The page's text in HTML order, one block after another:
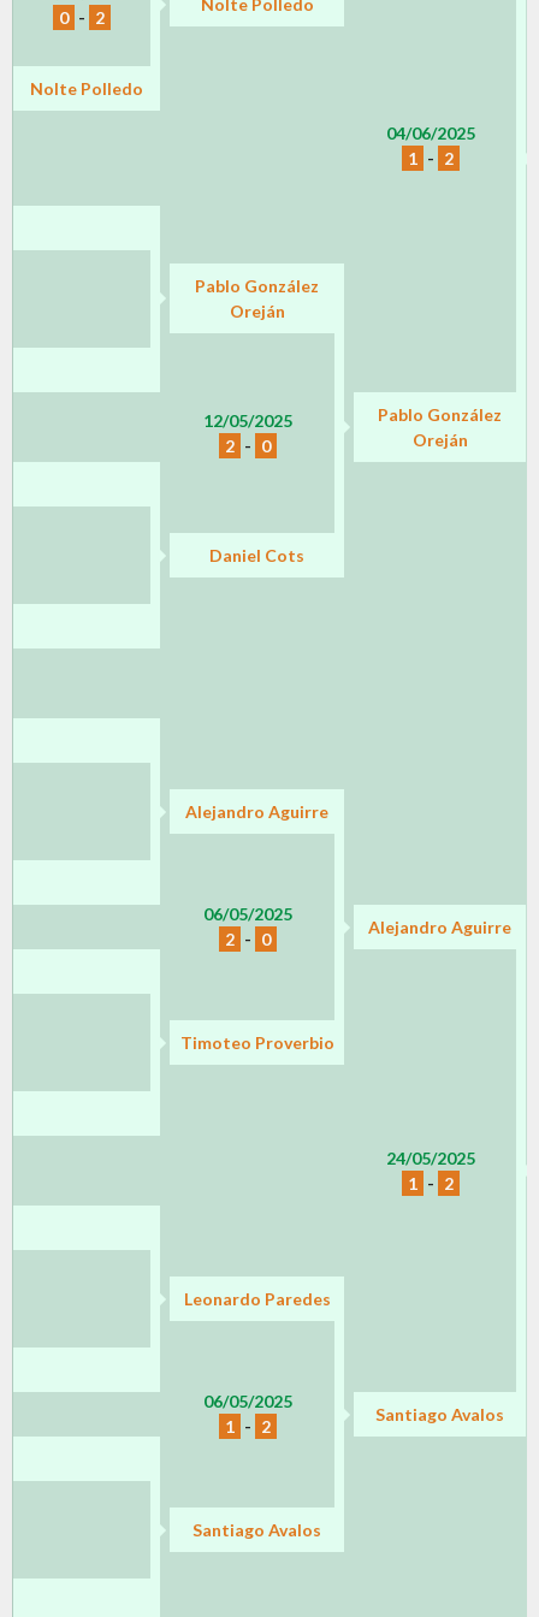
04/06/2025
1 - 2
0 - 2
Nolte Polledo
Nolte Polledo
Pablo González
Oreján
12/05/2025
2 - 0
Pablo González
Oreján
Daniel Cots
Alejandro Aguirre
06/05/2025
2 - 0
Alejandro Aguirre
24/05/2025
1 - 2
Timoteo Proverbio
Leonardo Paredes
06/05/2025
1 - 2
Santiago Avalos
Santiago Avalos